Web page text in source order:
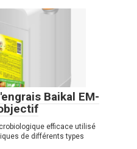
Baikal EM-
efficace utilisé
de différents types